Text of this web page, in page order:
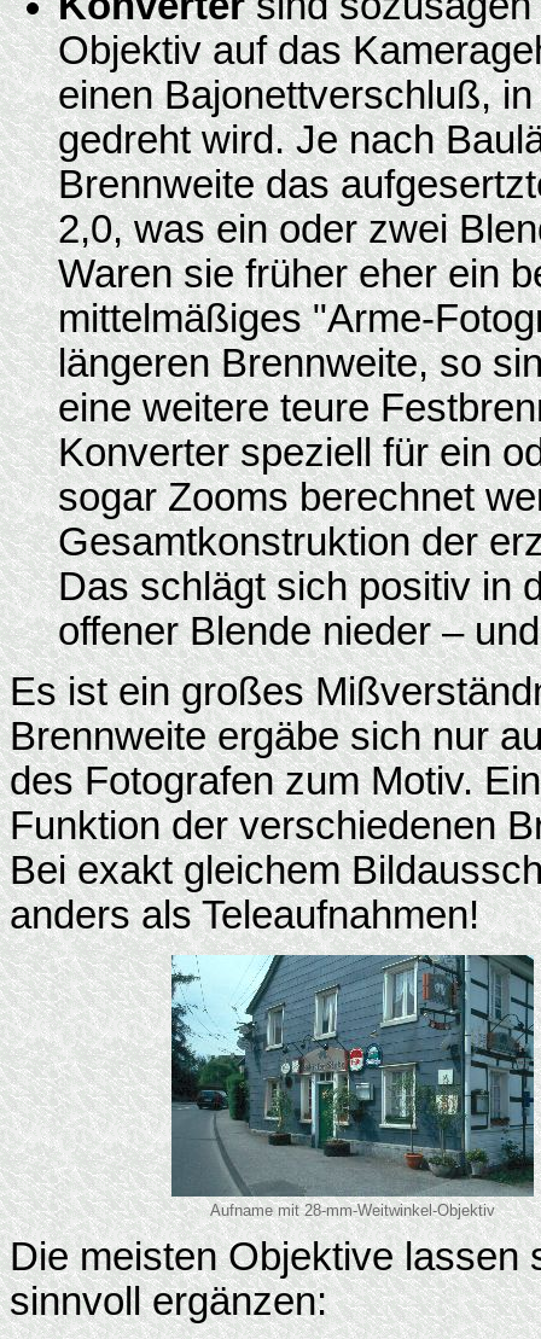
Objektiv auf das
einen Bajonettverschluß,
gedreht wird. Je nach
Brennweite das
2,0, was ein oder zwei
Waren sie früher eher ein
mittelmäßiges "Arme-
längeren Brennweite, so
eine weitere teure
Konverter speziell für ein
sogar Zooms berechnet
Gesamtkonstruktion der
Das schlägt sich positiv in
offener Blende nieder –
Es ist ein großes
Brennweite ergäbe sich nur
des Fotografen zum Motiv.
Funktion der verschiedenen
Bei exakt gleichem
anders als Teleaufnahmen!
Aufname mit 28-mm-Weitwinkel-Objektiv
Die meisten Objektive
sinnvoll ergänzen: